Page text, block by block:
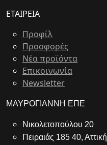
ΕΤΑΙΡΕΙΑ
Προφίλ
Προσφορές
Νέα προϊόντα
Επικοινωνία
Newsletter
ΜΑΥΡΟΓΙΑΝΝΗ ΕΠΕ
Νικολετοπούλου 20
Πειραιάς 185 40, Αττική